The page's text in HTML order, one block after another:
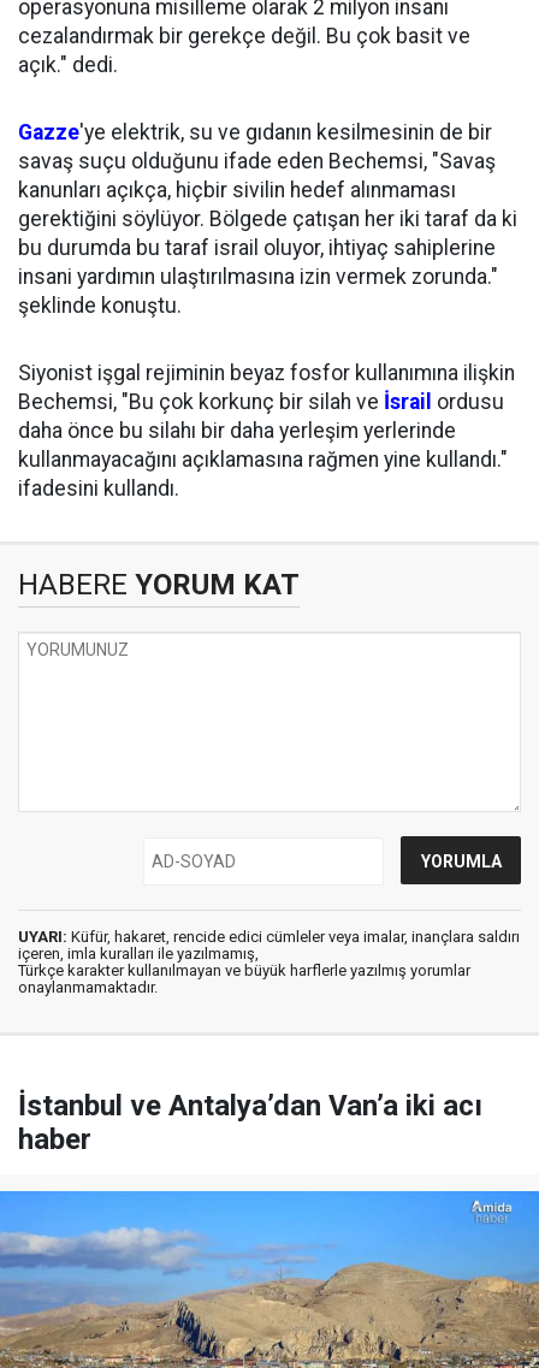
operasyonuna misilleme olarak 2 milyon insanı
cezalandırmak bir gerekçe değil. Bu çok basit ve
açık." dedi.
Gazze'ye elektrik, su ve gıdanın kesilmesinin de bir
savaş suçu olduğunu ifade eden Bechemsi, "Savaş
kanunları açıkça, hiçbir sivilin hedef alınmaması
gerektiğini söylüyor. Bölgede çatışan her iki taraf da ki
bu durumda bu taraf israil oluyor, ihtiyaç sahiplerine
insani yardımın ulaştırılmasına izin vermek zorunda."
şeklinde konuştu.
Siyonist işgal rejiminin beyaz fosfor kullanımına ilişkin
Bechemsi, "Bu çok korkunç bir silah ve İsrail ordusu
daha önce bu silahı bir daha yerleşim yerlerinde
kullanmayacağını açıklamasına rağmen yine kullandı."
ifadesini kullandı.
HABERE YORUM KAT
UYARI: Küfür, hakaret, rencide edici cümleler veya imalar, inançlara saldırı
içeren, imla kuralları ile yazılmamış,
Türkçe karakter kullanılmayan ve büyük harflerle yazılmış yorumlar
onaylanmamaktadır.
İstanbul ve Antalya’dan Van’a iki acı
haber